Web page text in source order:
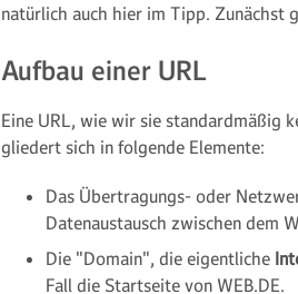
natürlich auch hier im Tipp. Zunächst
Aufbau einer URL
Eine URL, wie wir sie standardmäßig
gliedert sich in folgende Elemente:
Das Übertragungs- oder
Datenaustausch zwischen dem
Die "Domain", die eigentliche
Fall die Startseite von WEB.DE.